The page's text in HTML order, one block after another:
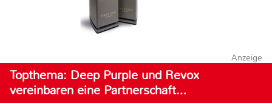
Anzeige
Topthema: Deep Purple und Revox
vereinbaren eine Partnerschaft…